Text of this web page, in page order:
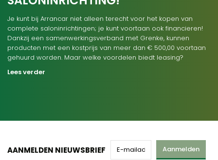
Je kunt bij Arrancar niet alleen terecht voor het kopen van
complete saloninrichtingen; je kunt voortaan ook financieren!
Dankzij een samenwerkingsverband met Grenke, kunnen
producten met een kostprijs van meer dan € 500,00 voortaan
gehuurd worden. Maar welke voordelen biedt leasing?
Lees verder
AANMELDEN NIEUWSBRIEF Aanmelden